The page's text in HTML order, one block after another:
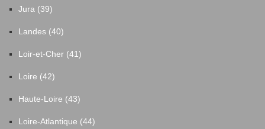
Jura (39)
Landes (40)
Loir-et-Cher (41)
Loire (42)
Haute-Loire (43)
Loire-Atlantique (44)